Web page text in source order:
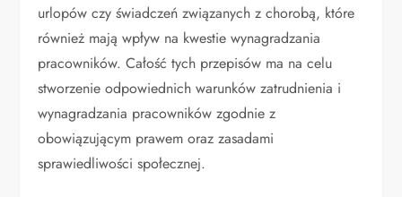
urlopów czy świadczeń związanych z chorobą, które
również mają wpływ na kwestie wynagradzania
pracowników. Całość tych przepisów ma na celu
stworzenie odpowiednich warunków zatrudnienia i
wynagradzania pracowników zgodnie z
obowiązującym prawem oraz zasadami
sprawiedliwości społecznej.